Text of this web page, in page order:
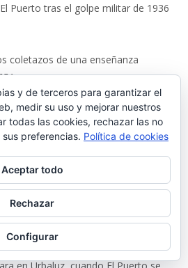
Puerto tras el golpe militar de 1936
coletazos de una enseñanza
enLos últimos coletazos de una
miedo #6.651
enUrbaluz, cuando El Puerto se
en Urbaluz, cuando El Puerto se
y de terceros para garantizar el
medir su uso y mejorar nuestros
todas las cookies, rechazar las no
preferencias. Política de cookies
Aceptar todo
Rechazar
Configurar